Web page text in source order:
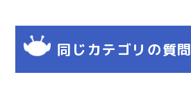
同じカテゴリの質問